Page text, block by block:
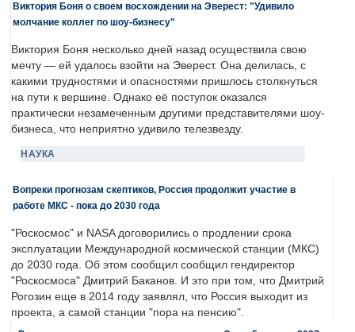
Виктория Боня о своем восхождении на Эверест: "Удивило
молчание коллег по шоу-бизнесу"
Виктория Боня несколько дней назад осуществила свою
мечту — ей удалось взойти на Эверест. Она делилась, с
какими трудностями и опасностями пришлось столкнуться
на пути к вершине. Однако её поступок оказался
практически незамеченным другими представителями шоу-
бизнеса, что неприятно удивило телезвезду.
НАУКА
Вопреки прогнозам скептиков, Россия продолжит участие в
работе МКС - пока до 2030 года
"Роскосмос" и NASA договорились о продлении срока
эксплуатации Международной космической станции (МКС)
до 2030 года. Об этом сообщил сообщил гендиректор
"Роскосмоса" Дмитрий Баканов. И это при том, что Дмитрий
Рогозин еще в 2014 году заявлял, что Россия выходит из
проекта, а самой станции "пора на пенсию".